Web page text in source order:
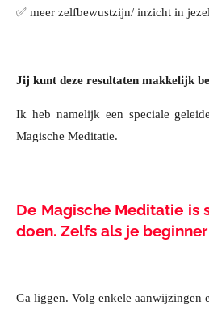
✅ meer zelfbewustzijn/ inzicht in
Jij kunt deze resultaten makkelijk
Ik heb namelijk een speciale
Magische Meditatie.
De Magische Meditatie is
doen. Zelfs als je
Ga liggen. Volg enkele aanwijzingen